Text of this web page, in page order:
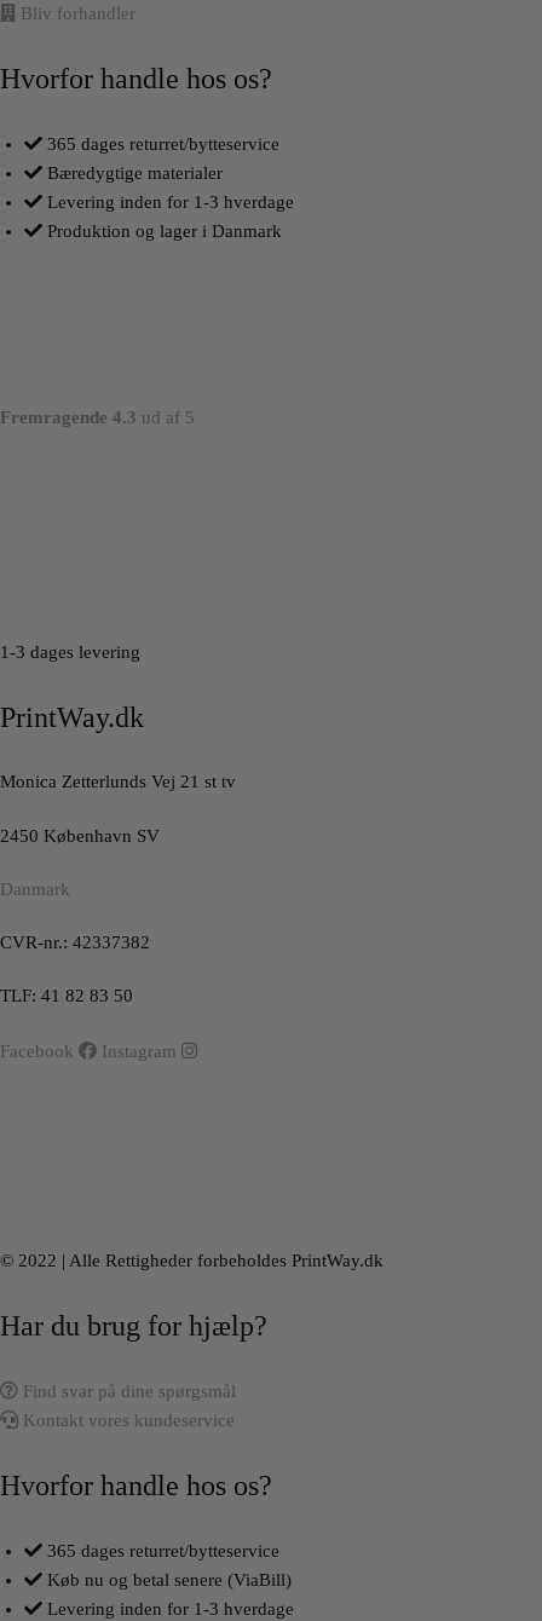
Bliv forhandler
Hvorfor handle hos os?
365 dages returret/bytteservice
Bæredygtige materialer
Levering inden for 1-3 hverdage
Produktion og lager i Danmark
Fremragende 4.3 ud af 5
1-3 dages levering
PrintWay.dk
Monica Zetterlunds Vej 21 st tv
2450 København SV
Danmark
CVR-nr.: 42337382
TLF: 41 82 83 50
Facebook Instagram
© 2022 | Alle Rettigheder forbeholdes PrintWay.dk
Har du brug for hjælp?
Find svar på dine spørgsmål
Kontakt vores kundeservice
Hvorfor handle hos os?
365 dages returret/bytteservice
Køb nu og betal senere (ViaBill)
Levering inden for 1-3 hverdage